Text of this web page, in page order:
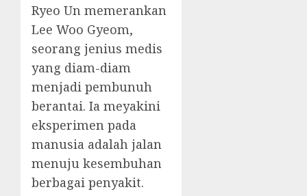
Ryeo Un memerankan
Lee Woo Gyeom,
seorang jenius medis
yang diam-diam
menjadi pembunuh
berantai. Ia meyakini
eksperimen pada
manusia adalah jalan
menuju kesembuhan
berbagai penyakit.